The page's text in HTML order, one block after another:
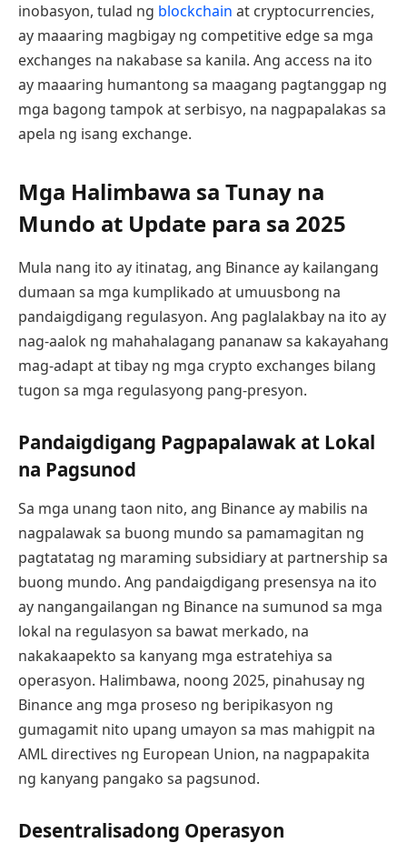
inobasyon, tulad ng blockchain at cryptocurrencies,
ay maaaring magbigay ng competitive edge sa mga
exchanges na nakabase sa kanila. Ang access na ito
ay maaaring humantong sa maagang pagtanggap ng
mga bagong tampok at serbisyo, na nagpapalakas sa
apela ng isang exchange.
Mga Halimbawa sa Tunay na
Mundo at Update para sa 2025
Mula nang ito ay itinatag, ang Binance ay kailangang
dumaan sa mga kumplikado at umuusbong na
pandaigdigang regulasyon. Ang paglalakbay na ito ay
nag-aalok ng mahahalagang pananaw sa kakayahang
mag-adapt at tibay ng mga crypto exchanges bilang
tugon sa mga regulasyong pang-presyon.
Pandaigdigang Pagpapalawak at Lokal
na Pagsunod
Sa mga unang taon nito, ang Binance ay mabilis na
nagpalawak sa buong mundo sa pamamagitan ng
pagtatatag ng maraming subsidiary at partnership sa
buong mundo. Ang pandaigdigang presensya na ito
ay nangangailangan ng Binance na sumunod sa mga
lokal na regulasyon sa bawat merkado, na
nakakaapekto sa kanyang mga estratehiya sa
operasyon. Halimbawa, noong 2025, pinahusay ng
Binance ang mga proseso ng beripikasyon ng
gumagamit nito upang umayon sa mas mahigpit na
AML directives ng European Union, na nagpapakita
ng kanyang pangako sa pagsunod.
Desentralisadong Operasyon